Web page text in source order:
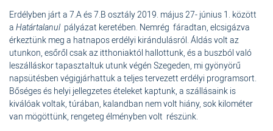
Erdélyben járt a 7.A és 7.B osztály 2019. május 27- június 1. között
a Határtalanul pályázat keretében. Nemrég fáradtan, elcsigázva
érkeztünk meg a hatnapos erdélyi kirándulásról. Áldás volt az
utunkon, esőről csak az itthoniaktól hallottunk, és a buszból való
leszálláskor tapasztaltuk utunk végén Szegeden, mi gyönyörű
napsütésben végigjárhattuk a teljes tervezett erdélyi programsort.
Bőséges és helyi jellegzetes ételeket kaptunk, a szállásaink is
kiválóak voltak, túrában, kalandban nem volt hiány, sok kilométer
van mögöttünk, rengeteg élményben volt részünk.